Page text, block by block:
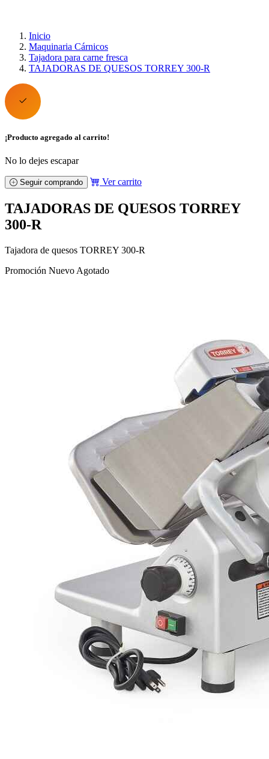
Inicio
Maquinaria Cárnicos
Tajadora para carne fresca
TAJADORAS DE QUESOS TORREY 300-R
¡Producto agregado al carrito!
No lo dejes escapar
Seguir comprando Ver carrito
TAJADORAS DE QUESOS TORREY
300-R
Tajadora de quesos TORREY 300-R
Promoción Nuevo Agotado